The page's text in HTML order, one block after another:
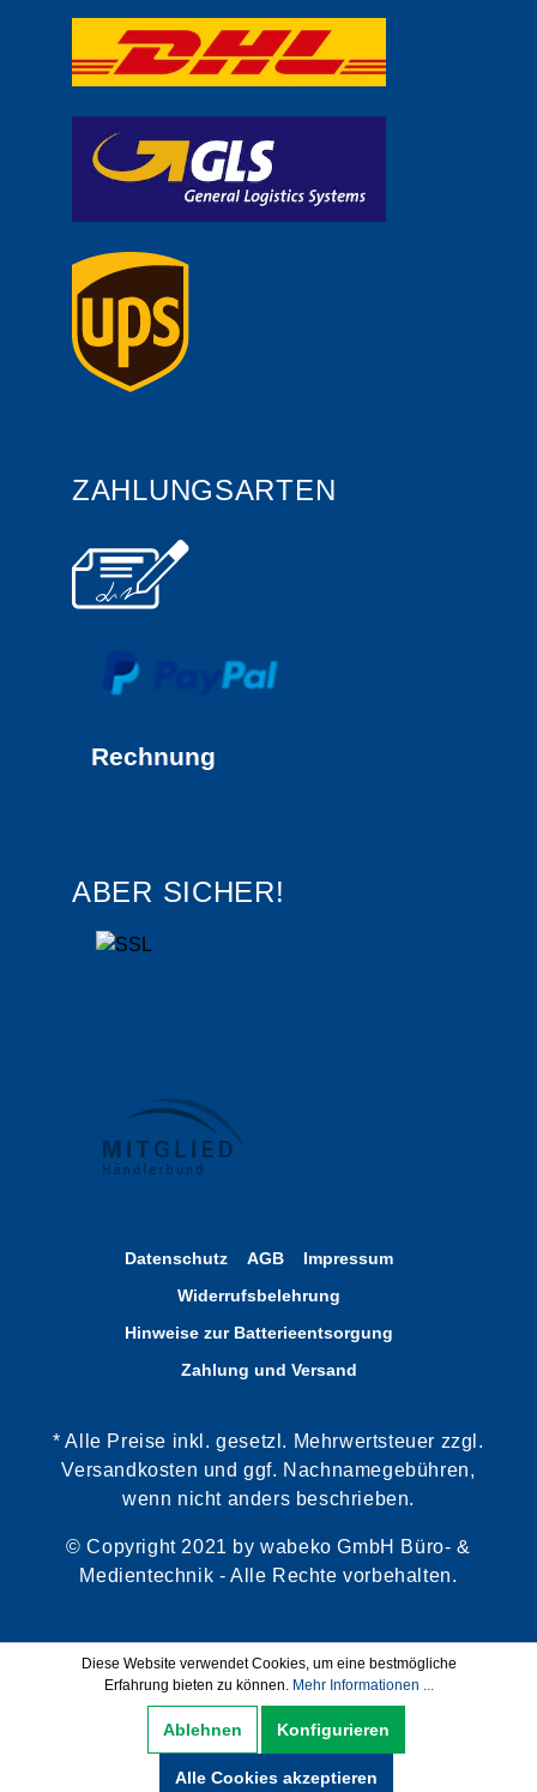
ZAHLUNGSARTEN
Rechnung
ABER SICHER!
Datenschutz AGB
Impressum
Widerrufsbelehrung
Hinweise zur Batterieentsorgung
Zahlung und Versand
* Alle Preise inkl. gesetzl. Mehrwertsteuer zzgl.
Versandkosten und ggf. Nachnamegebühren,
wenn nicht anders beschrieben.
© Copyright 2021 by wabeko GmbH Büro- &
Medientechnik - Alle Rechte vorbehalten.
Diese Website verwendet Cookies, um eine bestmögliche
Erfahrung bieten zu können. Mehr Informationen ...
Ablehnen Konfigurieren
Alle Cookies akzeptieren